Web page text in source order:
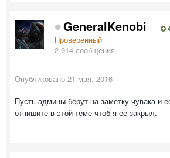
GeneralKenobi
Проверенный
2 914 сообщения
Опубликовано 21 мая, 2016
Пусть админы берут на заметку чувака и
отпишите в этой теме чтоб я ее закрыл.